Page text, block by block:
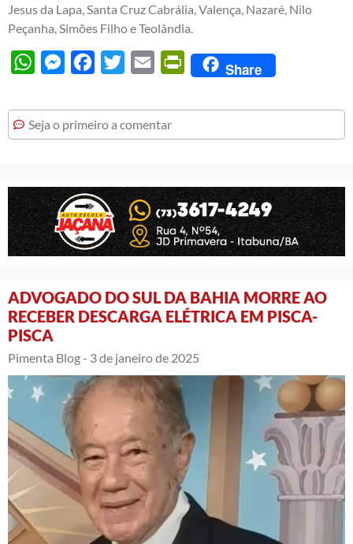
Jesus da Lapa, Santa Cruz Cabrália, Valença, Nazaré, Nilo
Peçanha, Simões Filho e Teolândia.
WhatsAppMessengerFacebook
Twitter Email PrintFriendly
Share
Seja o primeiro a comentar
ADVOGADO DO SUL DA BAHIA MORRE AO
RECEBER DESCARGA ELÉTRICA EM PISCA-
PISCA
Pimenta Blog - 3 de janeiro de 2025